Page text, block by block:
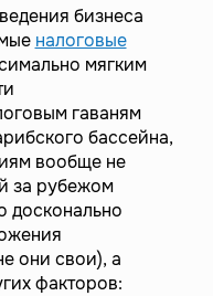
бизнеса
налоговые
мягким
гаваням
бассейна,
вообще не
за рубежом
досконально
они свои), а
факторов: